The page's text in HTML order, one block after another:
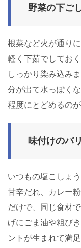
野菜の下ご
根菜など火が通り
軽く下茹でしてお
しっかり染み込み
分が出て水っぽく
程度にとどめるのが
味付けのバ
いつもの塩こしょ
甘辛だれ、カレー
だけで、同じ食材
げにごま油や粗び
ントが生まれて満